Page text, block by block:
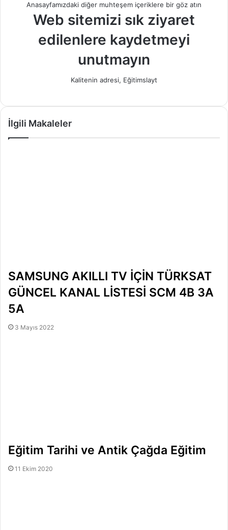
Anasayfamızdaki diğer muhteşem içeriklere bir göz atın
Web sitemizi sık ziyaret
edilenlere kaydetmeyi
unutmayın
Kalitenin adresi, Eğitimslayt
İlgili Makaleler
SAMSUNG AKILLI TV İÇİN TÜRKSAT
GÜNCEL KANAL LİSTESİ SCM 4B 3A
5A
3 Mayıs 2022
Eğitim Tarihi ve Antik Çağda Eğitim
11 Ekim 2020